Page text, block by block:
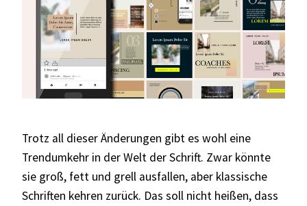
Trotz all dieser Änderungen gibt es wohl eine
Trendumkehr in der Welt der Schrift. Zwar könnte
sie groß, fett und grell ausfallen, aber klassische
Schriften kehren zurück. Das soll nicht heißen, dass